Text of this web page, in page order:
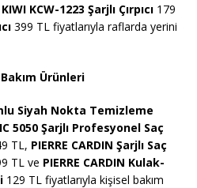
KIWI KCW-1223 Şarjlı Çırpıcı 179
399 TL fiyatlarıyla raflarda yerini
Ürünleri
Siyah Nokta Temizleme
5050 Şarjlı Profesyonel Saç
TL, PIERRE CARDIN Şarjlı Saç
TL ve PIERRE CARDIN Kulak-
129 TL fiyatlarıyla kişisel bakım